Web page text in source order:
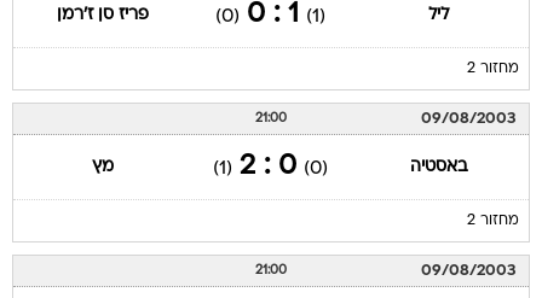
ליל (1)
1 : 0
(0) פריז סן ז'רמן
מחזור 2
09/08/2003
21:00
באסטיה (0)
0 : 2
(1) מץ
מחזור 2
09/08/2003
21:00